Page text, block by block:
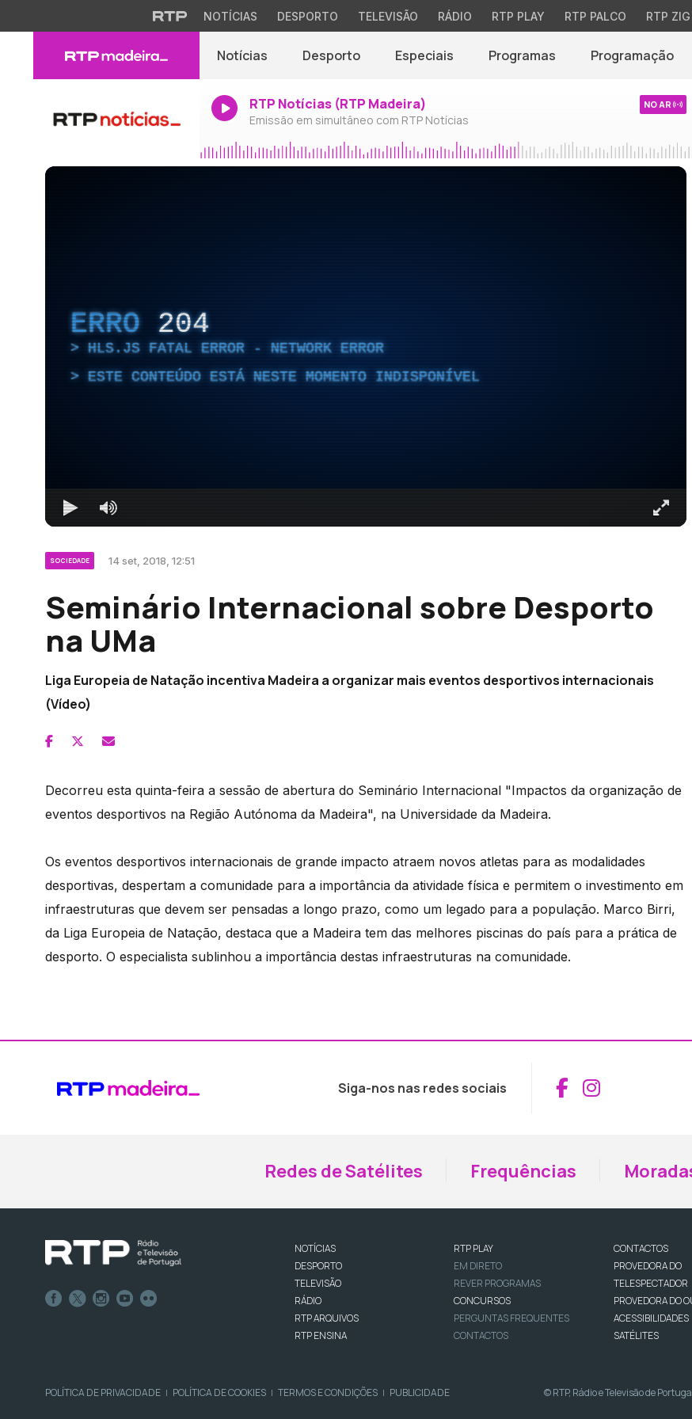
NOTÍCIAS DESPORTO TELEVISÃO RÁDIO RTP PLAY RTP PALCO RTP
Notícias Desporto Especiais Programas Programação
RTP Notícias (RTP Madeira)
Emissão em simultâneo com RTP Notícias
NO AR
ERRO 204
HLS.JS FATAL ERROR - NETWORK ERROR
ESTE CONTEÚDO ESTÁ NESTE MOMENTO INDISPONÍVEL
SOCIEDADE 14 set, 2018, 12:51
Seminário Internacional sobre Desporto
na UMa
Liga Europeia de Natação incentiva Madeira a organizar mais eventos desportivos internacionais
(Vídeo)
Decorreu esta quinta-feira a sessão de abertura do Seminário Internacional "Impactos da organização de
eventos desportivos na Região Autónoma da Madeira", na Universidade da Madeira.
Os eventos desportivos internacionais de grande impacto atraem novos atletas para as modalidades
desportivas, despertam a comunidade para a importância da atividade física e permitem o investimento em
infraestruturas que devem ser pensadas a longo prazo, como um legado para a população. Marco Birri,
da Liga Europeia de Natação, destaca que a Madeira tem das melhores piscinas do país para a prática de
desporto. O especialista sublinhou a importância destas infraestruturas na comunidade.
Siga-nos nas redes sociais Aceder ao
Aceder
Redes de Satélites Frequências
NOTÍCIAS
DESPORTO
TELEVISÃO
RÁDIO
RTP ARQUIVOS
RTP ENSINA
RTP PLAY
EM DIRETO
REVER PROGRAMAS
CONCURSOS
PERGUNTAS FREQUENTES
CONTACTOS
CONTACTOS
PROVEDORA DO
TELESPECTADOR
PROVEDORA DO
ACESSIBILIDADES
SATÉLITES
POLÍTICA DE PRIVACIDADE | POLÍTICA DE COOKIES | TERMOS E CONDIÇÕES | PUBLICIDADE © RTP, Rádio e Televisão de